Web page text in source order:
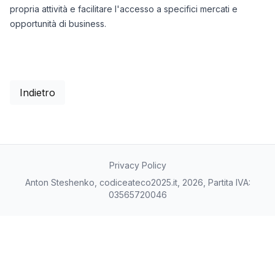
propria attività e facilitare l'accesso a specifici mercati e
opportunità di business.
Indietro
Privacy Policy
Anton Steshenko, codiceateco2025.it, 2026, Partita IVA:
03565720046